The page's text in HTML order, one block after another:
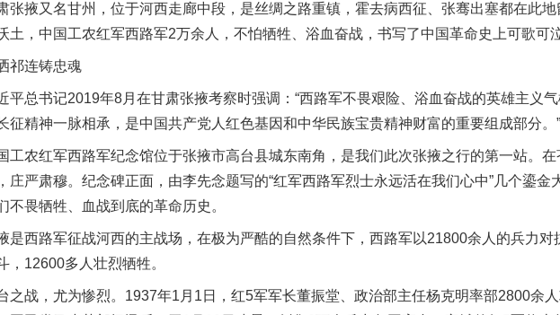
掖又名甘州，位于河西走廊中段，是丝绸之路重镇，霍去病西征、张骞出塞都在此地
土，中国工农红军西路军2万余人，不怕牺牲、浴血奋战，书写了中国革命史上可歌可
连铸忠魂
总书记2019年8月在甘肃张掖考察时强调：“西路军不畏艰险、浴血奋战的英雄主义
征精神一脉相承，是中国共产党人红色基因和中华民族宝贵精神财富的重要组成部分。”
农红军西路军纪念馆位于张掖市高台县城东南角，是我们此次张掖之行的第一站。在
庄严肃穆。纪念碑正面，由李先念题写的“红军西路军烈士永远活在我们心中”几个鎏金
不畏牺牲、血战到底的革命历史。
西路军征战河西的主战场，在极为严酷的自然条件下，西路军以21800余人的兵力对
，12600多人壮烈牺牲。
战，尤为惨烈。1937年1月1日，红5军军长董振堂、政治部主任杨克明率部2800余